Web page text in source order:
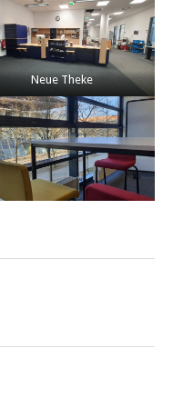
Neue Theke